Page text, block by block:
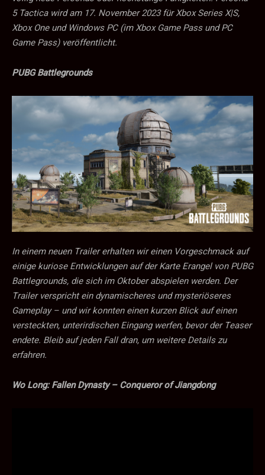
5 Tactica wird am 17. November 2023 für Xbox Series X|S,
Xbox One und Windows PC (im Xbox Game Pass und PC
Game Pass) veröffentlicht.
PUBG Battlegrounds
In einem neuen Trailer erhalten wir einen Vorgeschmack auf
einige kuriose Entwicklungen auf der Karte Erangel von PUBG
Battlegrounds, die sich im Oktober abspielen werden. Der
Trailer verspricht ein dynamischeres und mysteriöseres
Gameplay – und wir konnten einen kurzen Blick auf einen
versteckten, unterirdischen Eingang werfen, bevor der Teaser
endete. Bleib auf jeden Fall dran, um weitere Details zu
erfahren.
Wo Long: Fallen Dynasty – Conqueror of Jiangdong